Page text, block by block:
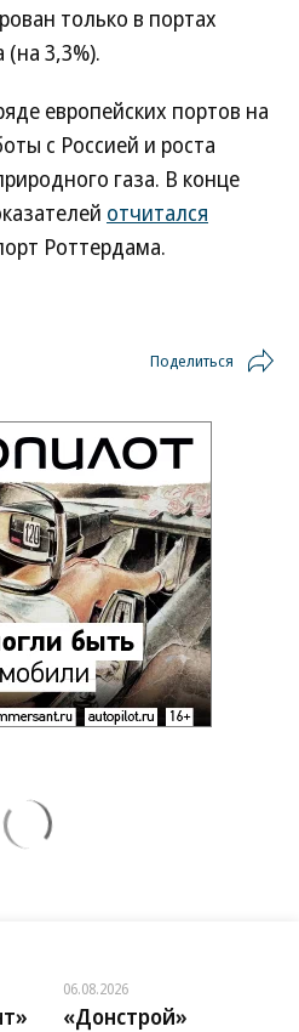
только в портах
(на 3,3%).
европейских портов на
с Россией и роста
газа. В конце
отчитался
Роттердама.
Поделиться
06.08.2026
«Донстрой»